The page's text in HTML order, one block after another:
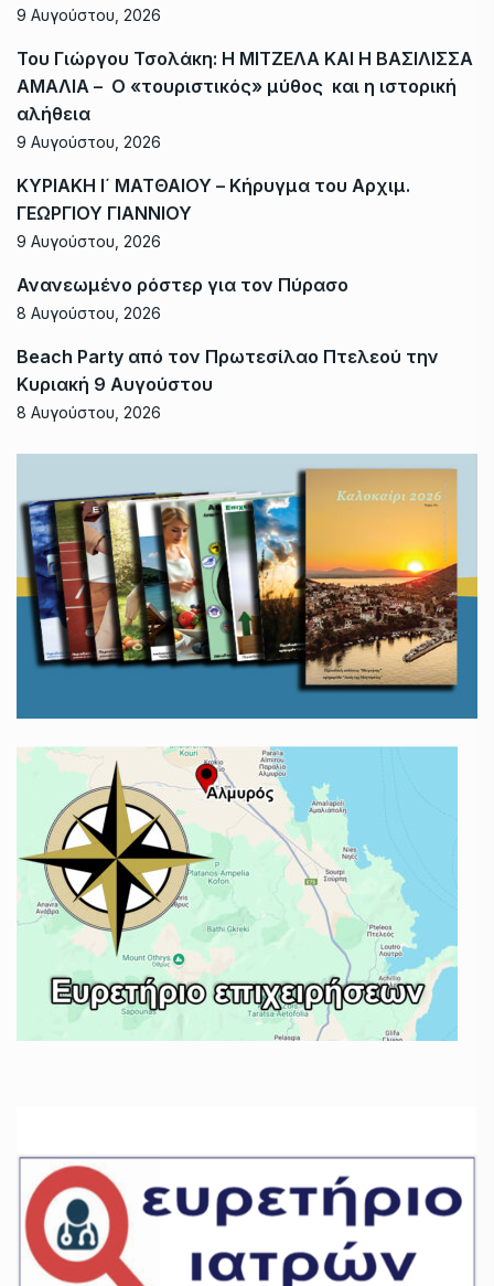
9 Αυγούστου, 2026
Του Γιώργου Τσολάκη: Η ΜΙΤΖΕΛΑ ΚΑΙ Η ΒΑΣΙΛΙΣΣΑ
ΑΜΑΛΙΑ – Ο «τουριστικός» μύθος και η ιστορική
αλήθεια
9 Αυγούστου, 2026
ΚΥΡΙΑΚΗ Ι΄ ΜΑΤΘΑΙΟΥ – Κήρυγμα του Αρχιμ.
ΓΕΩΡΓΙΟΥ ΓΙΑΝΝΙΟΥ
9 Αυγούστου, 2026
Ανανεωμένο ρόστερ για τον Πύρασο
8 Αυγούστου, 2026
Beach Party από τον Πρωτεσίλαο Πτελεού την
Κυριακή 9 Αυγούστου
8 Αυγούστου, 2026